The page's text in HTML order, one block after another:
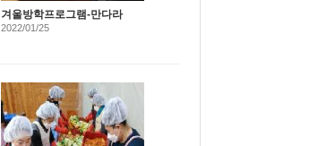
겨울방학프로그램-만다라
2022/01/25